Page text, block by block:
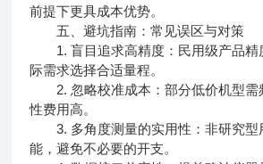
前提下更具成本优势。
五、避坑指南：常见误区与对策
1. 盲目追求高精度：民用级产品精
际需求选择合适量程。
2. 忽略校准成本：部分低价机型需
性费用高。
3. 多角度测量的实用性：非研究型
能，避免不必要的开支。